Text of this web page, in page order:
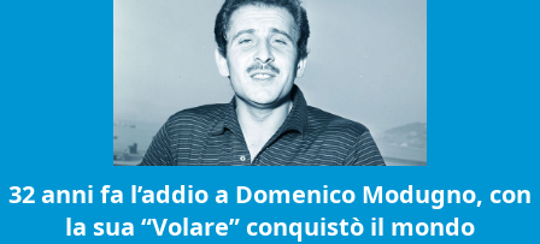
32 anni fa l’addio a Domenico Modugno, con
la sua “Volare” conquistò il mondo